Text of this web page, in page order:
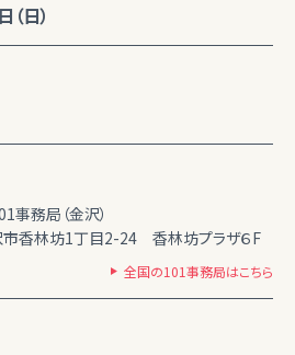
日）
事務局（金沢）
香林坊1丁目2-24 香林坊プラザ６F
全国の101事務局はこちら